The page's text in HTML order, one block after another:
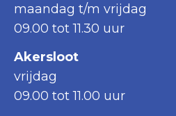
maandag t/m vrijdag
09.00 tot 11.30 uur
Akersloot
vrijdag
09.00 tot 11.00 uur